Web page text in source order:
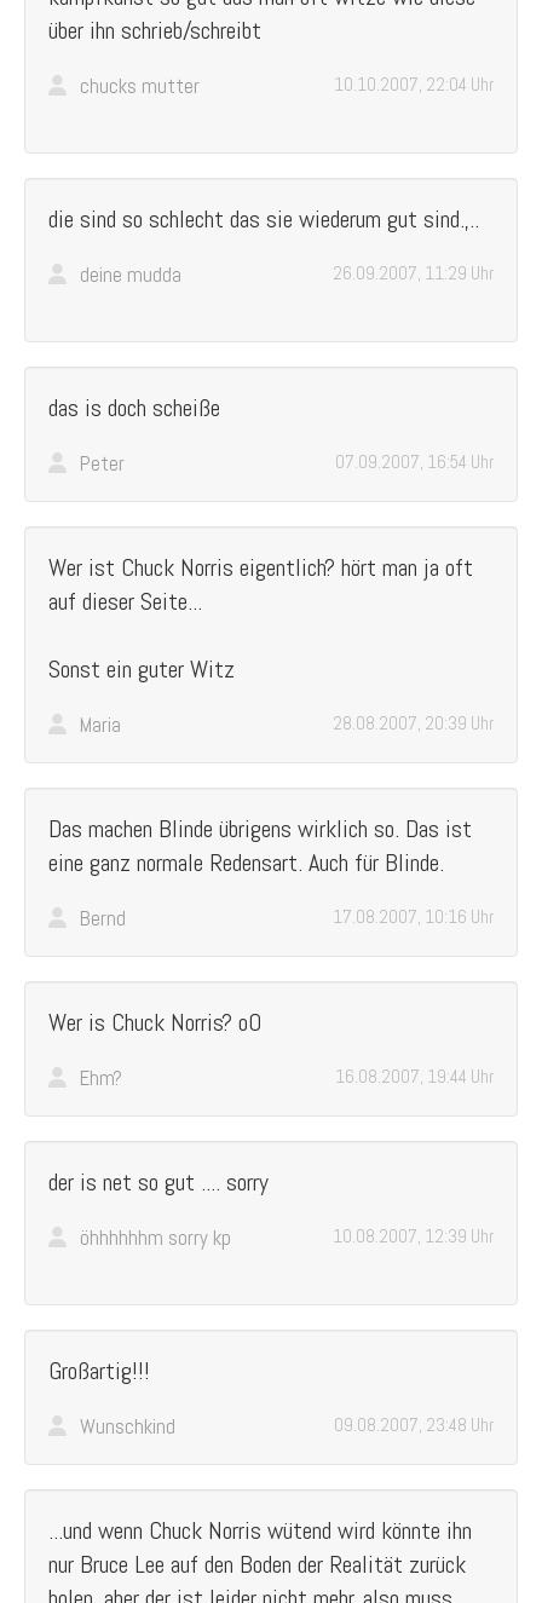
über ihn schrieb/schreibt
chucks mutter 10.10.2007, 22:04 Uhr
die sind so schlecht das sie wiederum gut sind.,..
deine mudda 26.09.2007, 11:29 Uhr
das is doch scheiße
Peter 07.09.2007, 16:54 Uhr
Wer ist Chuck Norris eigentlich? hört man ja oft
auf dieser Seite...
Sonst ein guter Witz
Maria 28.08.2007, 20:39 Uhr
Das machen Blinde übrigens wirklich so. Das ist
eine ganz normale Redensart. Auch für Blinde.
Bernd 17.08.2007, 10:16 Uhr
Wer is Chuck Norris? oO
Ehm? 16.08.2007, 19:44 Uhr
der is net so gut .... sorry
öhhhhhhm sorry kp 10.08.2007, 12:39 Uhr
Großartig!!!
Wunschkind 09.08.2007, 23:48 Uhr
...und wenn Chuck Norris wütend wird könnte ihn
nur Bruce Lee auf den Boden der Realität zurück